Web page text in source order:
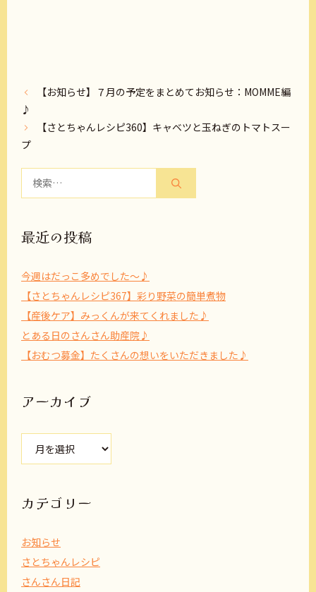
【お知らせ】７月の予定をまとめてお知らせ：MOMME編
♪
【さとちゃんレシピ360】キャベツと玉ねぎのトマトスー
プ
最近の投稿
今週はだっこ多めでした～♪
【さとちゃんレシピ367】彩り野菜の簡単煮物
【産後ケア】みっくんが来てくれました♪
とある日のさんさん助産院♪
【おむつ募金】たくさんの想いをいただきました♪
アーカイブ
ブ
カテゴリー
お知らせ
さとちゃんレシピ
さんさん日記